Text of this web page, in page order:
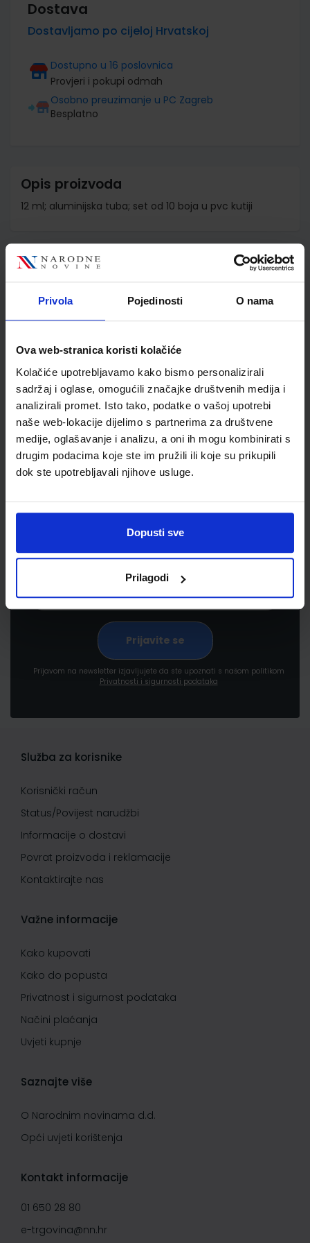
Privola Pojedinosti O nama
Ova web-stranica koristi kolačiće
Kolačiće upotrebljavamo kako bismo personalizirali
sadržaj i oglase, omogućili značajke društvenih medija i
analizirali promet. Isto tako, podatke o vašoj upotrebi
naše web-lokacije dijelimo s partnerima za društvene
medije, oglašavanje i analizu, a oni ih mogu kombinirati s
drugim podacima koje ste im pružili ili koje su prikupili
dok ste upotrebljavali njihove usluge.
Dopusti sve
Prilagodi
Dostava
Dostavljamo po cijeloj Hrvatskoj
Dostupno u 16 poslovnica
Provjeri i pokupi odmah
Osobno preuzimanje u PC Zagreb
Besplatno
Opis proizvoda
12 ml; aluminijska tuba; set od 10 boja u pvc kutiji
Detalji proizvoda
proizvodima i uslugama, akcijama i drugim
pogodnostima
Prijavom na newsletter izjavljujete da ste upoznati s našom politikom
Privatnosti i sigurnosti podataka
Služba za korisnike
Korisnički račun
Status/Povijest narudžbi
Informacije o dostavi
Povrat proizvoda i reklamacije
Kontaktirajte nas
Važne informacije
Kako kupovati
Kako do popusta
Privatnost i sigurnost podataka
Načini plaćanja
Uvjeti kupnje
Saznajte više
O Narodnim novinama d.d.
Opći uvjeti korištenja
Kontakt informacije
01 650 28 80
e-trgovina@nn.hr